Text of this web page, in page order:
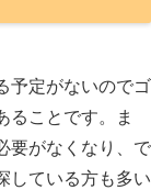
予定がないのでゴ
ることです。ま
要がなくなり、で
している方も多い